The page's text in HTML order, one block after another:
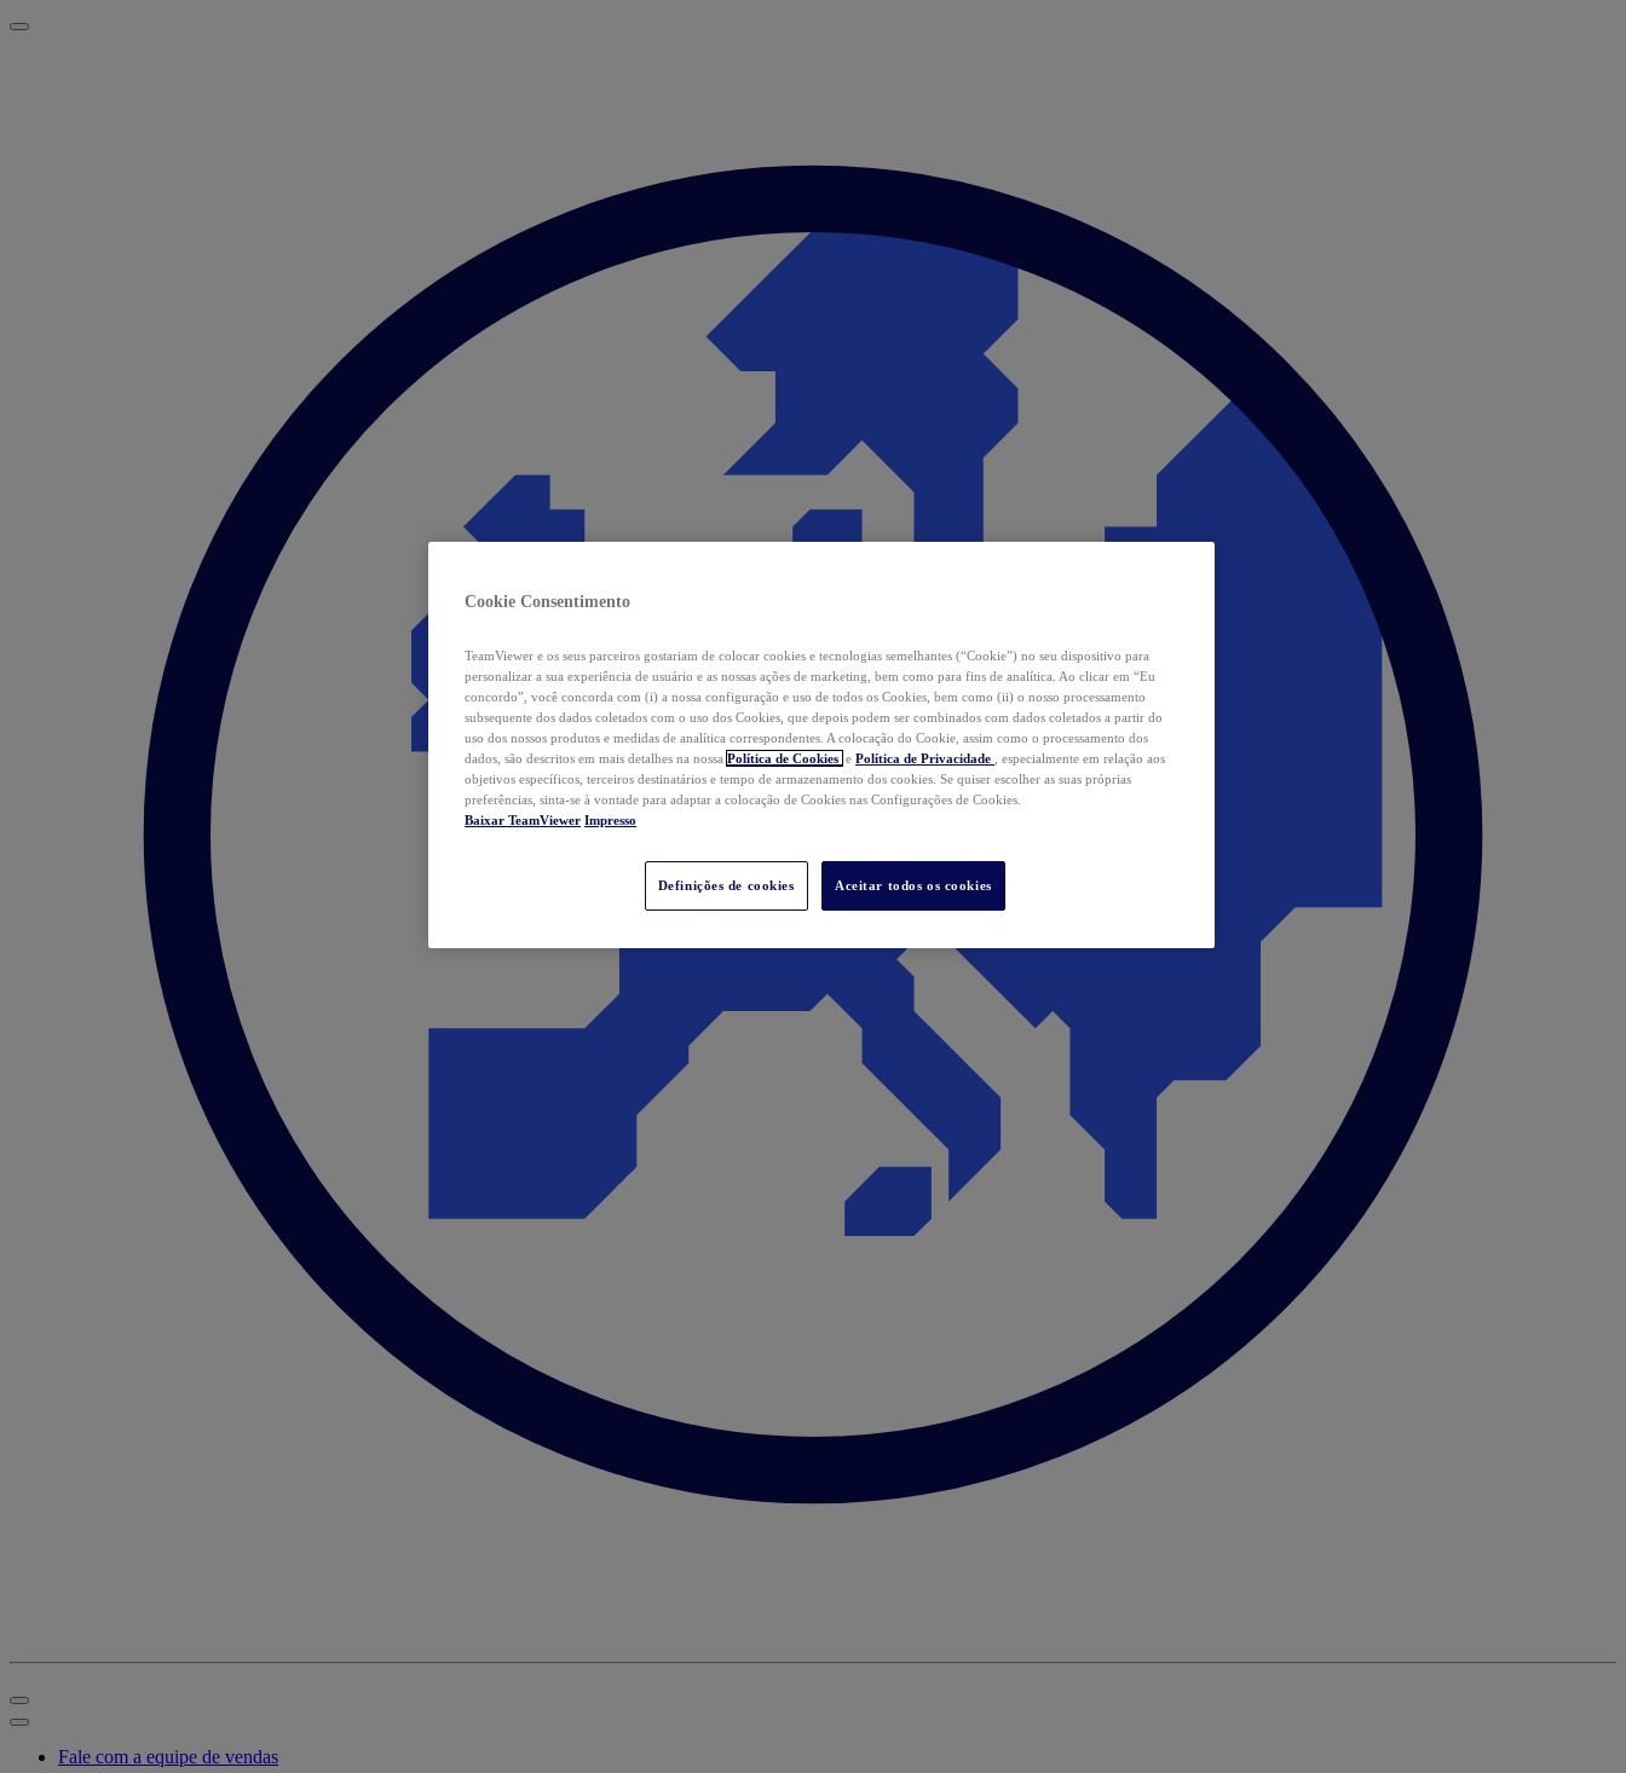
Fale com a equipe de vendas
Cookie Consentimento
TeamViewer e os seus parceiros gostariam de colocar cookies e tecnologias semelhantes (“Cookie”) no seu dispositivo para
personalizar a sua experiência de usuário e as nossas ações de marketing, bem como para fins de analítica. Ao clicar em “Eu
concordo”, você concorda com (i) a nossa configuração e uso de todos os Cookies, bem como (ii) o nosso processamento
subsequente dos dados coletados com o uso dos Cookies, que depois podem ser combinados com dados coletados a partir do
uso dos nossos produtos e medidas de analítica correspondentes. A colocação do Cookie, assim como o processamento dos
dados, são descritos em mais detalhes na nossa Política de Cookies e Política de Privacidade
, especialmente em relação aos
objetivos específicos, terceiros destinatários e tempo de armazenamento dos cookies. Se quiser escolher as suas próprias
preferências, sinta-se à vontade para adaptar a colocação de Cookies nas Configurações de Cookies.
Baixar TeamViewer Impresso
Definições de cookies Aceitar todos os cookies